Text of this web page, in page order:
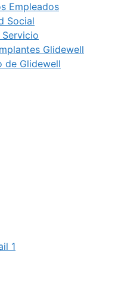
Empleados
Social
Glidewell
de Glidewell